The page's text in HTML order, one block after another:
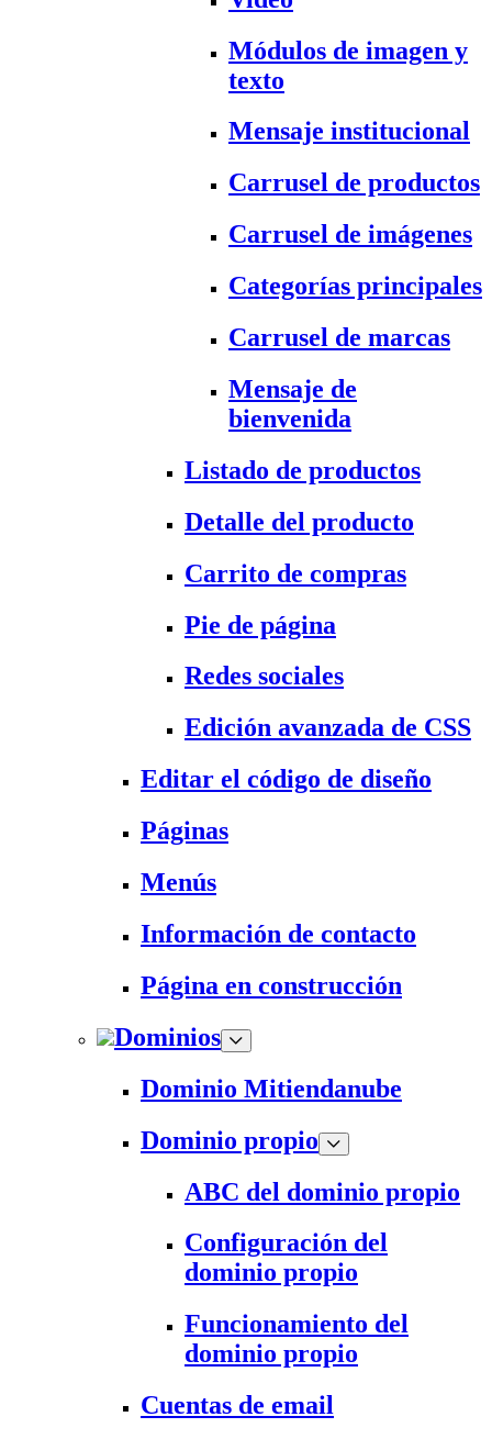
Módulos de imagen y
texto
Mensaje institucional
Carrusel de productos
Carrusel de imágenes
Categorías principales
Carrusel de marcas
Mensaje de
bienvenida
Listado de productos
Detalle del producto
Carrito de compras
Pie de página
Redes sociales
Edición avanzada de CSS
Editar el código de diseño
Páginas
Menús
Información de contacto
Página en construcción
Dominios
Dominio Mitiendanube
Dominio propio
ABC del dominio propio
Configuración del
dominio propio
Funcionamiento del
dominio propio
Cuentas de email